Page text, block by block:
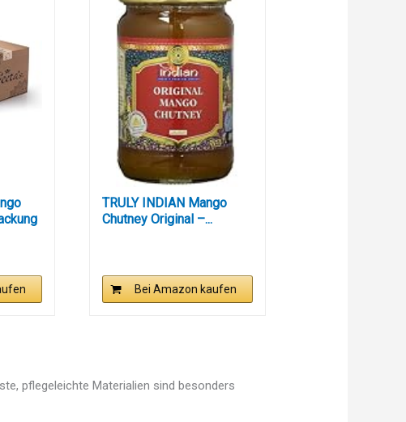
TRULY INDIAN Mango
Chutney Original –...
Bei Amazon kaufen
pflegeleichte Materialien sind besonders